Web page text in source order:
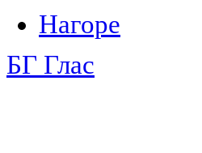
Нагоре
БГ Глас